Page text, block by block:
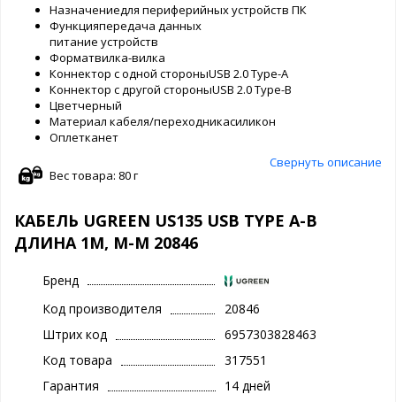
Назначениедля периферийных устройств ПК
Функцияпередача данных
питание устройств
Форматвилка-вилка
Коннектор с одной стороныUSB 2.0 Type-A
Коннектор с другой стороныUSB 2.0 Type-B
Цветчерный
Материал кабеля/переходникасиликон
Оплетканет
Свернуть описание
Вес товара: 80 г
КАБЕЛЬ UGREEN US135 USB TYPE A-B
ДЛИНА 1М, M-M 20846
Бренд
Код производителя
20846
Штрих код
6957303828463
Код товара
317551
Гарантия
14 дней